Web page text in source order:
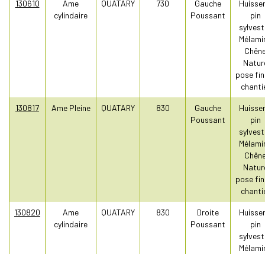
130610
Ame
cylindaire
QUATARY 730
Gauche
Poussant
pin
pose
130817 Ame Pleine QUATARY 830
Gauche
Poussant
pin
pose
130820
Ame
cylindaire
QUATARY 830
Droite
Poussant
pin